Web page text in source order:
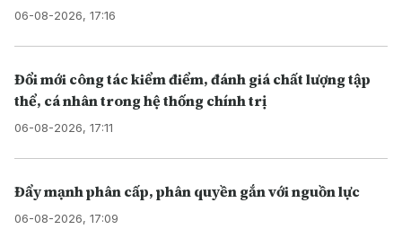
06-08-2026, 17:16
Đổi mới công tác kiểm điểm, đánh giá chất lượng tập
thể, cá nhân trong hệ thống chính trị
06-08-2026, 17:11
Đẩy mạnh phân cấp, phân quyền gắn với nguồn lực
06-08-2026, 17:09